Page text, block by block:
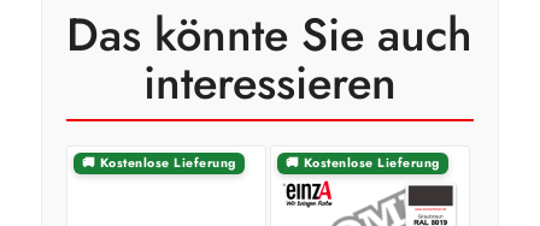
Das könnte Sie auch
interessieren
🚚 Kostenlose Lieferung 🚚 Kostenlose Lieferung